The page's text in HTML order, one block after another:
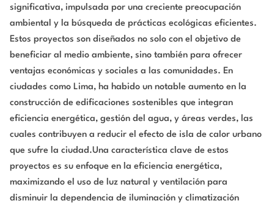
significativa, impulsada por una creciente preocupación
ambiental y la búsqueda de prácticas ecológicas eficientes.
Estos proyectos son diseñados no solo con el objetivo de
beneficiar al medio ambiente, sino también para ofrecer
ventajas económicas y sociales a las comunidades. En
ciudades como Lima, ha habido un notable aumento en la
construcción de edificaciones sostenibles que integran
eficiencia energética, gestión del agua, y áreas verdes, las
cuales contribuyen a reducir el efecto de isla de calor urbano
que sufre la ciudad.Una característica clave de estos
proyectos es su enfoque en la eficiencia energética,
maximizando el uso de luz natural y ventilación para
disminuir la dependencia de iluminación y climatización